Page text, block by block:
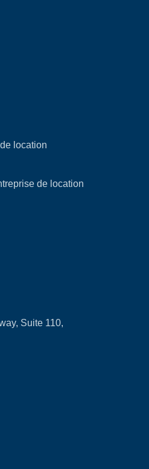
location
de location
Suite 110,